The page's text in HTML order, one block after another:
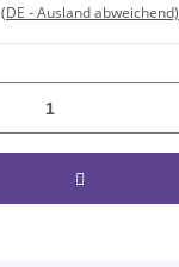
(DE - Ausland abweichend)